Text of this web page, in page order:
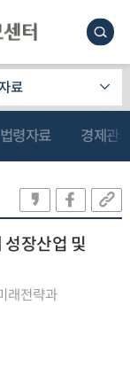
료
법령자료 경제관
장산업 및
래전략과